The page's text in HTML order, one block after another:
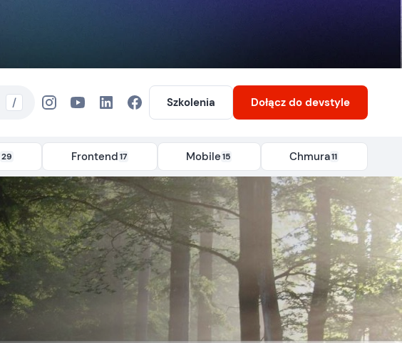
/ Szkolenia Dołącz do devstyle
29 Frontend17 Mobile15 Chmura11